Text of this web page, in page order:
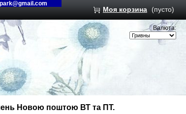
Моя корзина (пусто)
Валюта:
Новою поштою ВТ та ПТ.